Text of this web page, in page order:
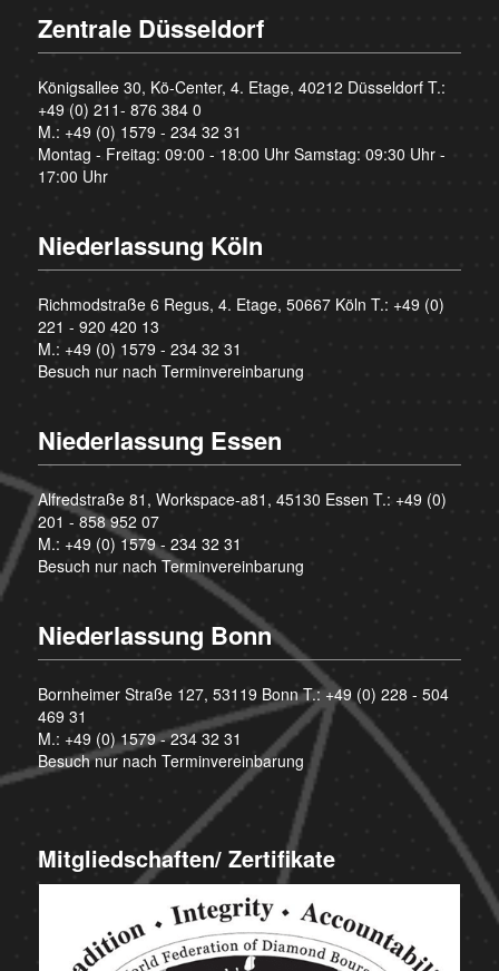
Zentrale Düsseldorf
Königsallee 30, Kö-Center, 4. Etage, 40212 Düsseldorf T.:
+49 (0) 211- 876 384 0
M.: +49 (0) 1579 - 234 32 31
Montag - Freitag: 09:00 - 18:00 Uhr Samstag: 09:30 Uhr -
17:00 Uhr
Niederlassung Köln
Richmodstraße 6 Regus, 4. Etage, 50667 Köln T.: +49 (0)
221 - 920 420 13
M.: +49 (0) 1579 - 234 32 31
Besuch nur nach Terminvereinbarung
Niederlassung Essen
Alfredstraße 81, Workspace-a81, 45130 Essen T.: +49 (0)
201 - 858 952 07
M.: +49 (0) 1579 - 234 32 31
Besuch nur nach Terminvereinbarung
Niederlassung Bonn
Bornheimer Straße 127, 53119 Bonn T.:+49 (0) 228 - 504
469 31
M.: +49 (0) 1579 - 234 32 31
Besuch nur nach Terminvereinbarung
Mitgliedschaften/ Zertifikate